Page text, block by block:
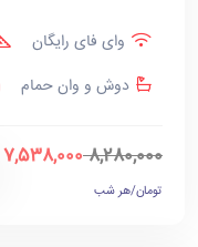
وای فای رایگان
دوش و وان حمام
8,280,000
7,538,000
تومان/هر شب